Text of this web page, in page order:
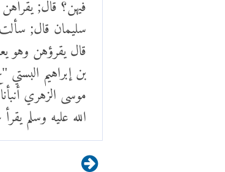
سليمان قال;
قال يقرؤهن وهو
بن إبراهيم
موسى الزهري
الله عليه وسلم